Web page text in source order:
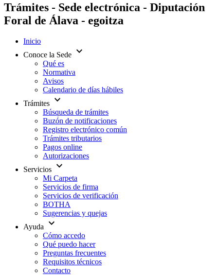
Trámites - Sede electrónica - Diputación
Foral de Álava - egoitza
Inicio
Conoce la Sede expand_more
Qué es
Normativa
Avisos
Calendario de días hábiles
Trámites expand_more
Búsqueda de trámites
Buzón de notificaciones
Registro electrónico común
Trámites tributarios
Pagos online
Autorizaciones
Servicios expand_more
Mi Carpeta
Servicios de firma
Servicios de verificación
BOTHA
Sugerencias y quejas
Ayuda
expand_more
Cómo accedo
Qué puedo hacer
Preguntas frecuentes
Requisitos técnicos
Contacto